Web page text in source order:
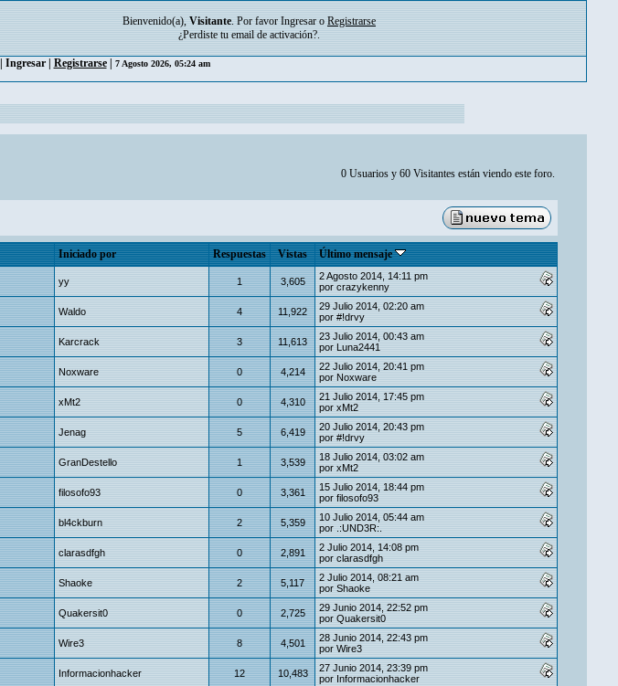
Bienvenido(a), Visitante. Por favor Ingresar o Registrarse
¿Perdiste tu email de activación?.
Ingresar| Registrarse| 7 Agosto 2026, 05:24 am
0 Usuarios y 60 Visitantes están viendo este foro.
Iniciado por Respuestas Vistas Último mensaje
yy 1 3,605
2 Agosto 2014, 14:11 pm
por crazykenny
Waldo 4 11,922
29 Julio 2014, 02:20 am
por #!drvy
Karcrack 3 11,613
23 Julio 2014, 00:43 am
por
Luna2441
Noxware 0 4,214
22 Julio 2014, 20:41 pm
por Noxware
xMt2 0 4,310
21 Julio 2014, 17:45 pm
por xMt2
Jenag 5 6,419
20 Julio 2014, 20:43 pm
por #!drvy
GranDestello 1 3,539
18 Julio 2014, 03:02 am
por xMt2
filosofo93 0 3,361
15 Julio 2014, 18:44 pm
por filosofo93
bl4ckburn 2 5,359
10 Julio 2014, 05:44 am
por .:UND3R:.
clarasdfgh 0 2,891
2 Julio 2014, 14:08 pm
por clarasdfgh
Shaoke 2 5,117
2 Julio 2014, 08:21 am
por Shaoke
Quakersit0 0 2,725
29 Junio 2014, 22:52 pm
por Quakersit0
Wire3 8 4,501
28 Junio 2014, 22:43 pm
por Wire3
Informacionhacker 12 10,483
27 Junio 2014, 23:39 pm
por Informacionhacker